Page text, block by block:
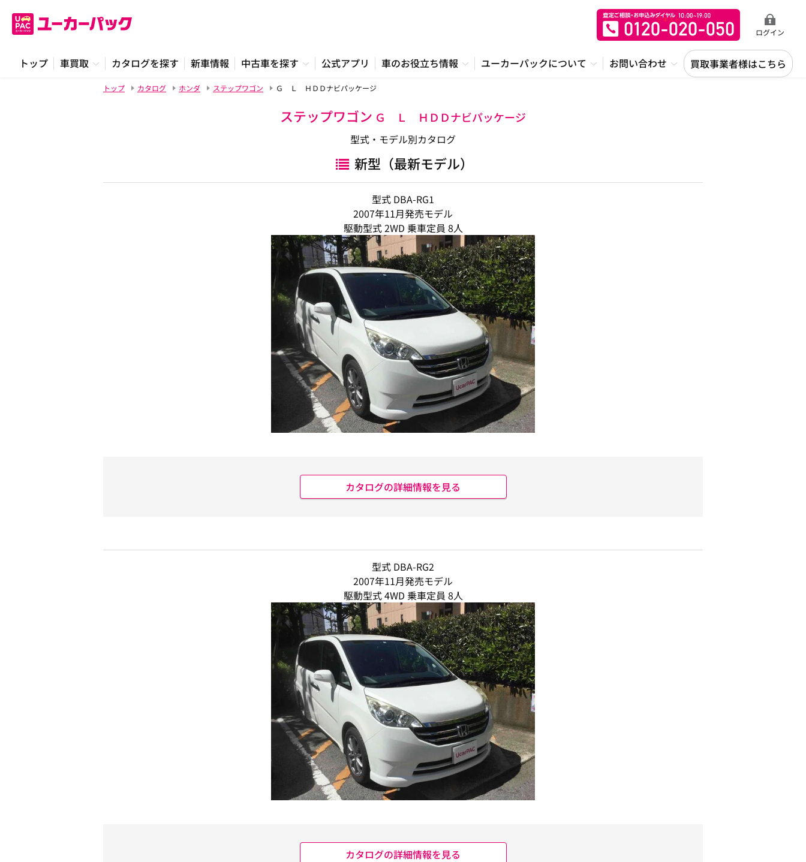
ログイン
トップ 車買取 カタログを探す 新車情報 中古車を探す 公式アプリ 車のお役立ち情報 ユーカーパックについて お問い合わせ 買取事業者様はこちら
トップ カタログ ホンダ ステップワゴン Ｇ Ｌ ＨＤＤナビパッケージ
ステップワゴン Ｇ Ｌ ＨＤＤナビパッケージ
型式・モデル別カタログ
新型（最新モデル）
型式 DBA-RG1
2007年11月発売モデル
駆動型式 2WD 乗車定員 8人
カタログの詳細情報を見る
型式 DBA-RG2
2007年11月発売モデル
駆動型式 4WD 乗車定員 8人
カタログの詳細情報を見る